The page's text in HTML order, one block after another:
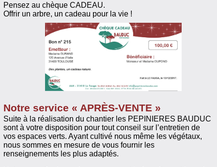
Pensez au chèque CADEAU.
Offrir un arbre, un cadeau pour la vie !
Notre service « APRÈS-VENTE »
Suite à la réalisation du chantier les PEPINIERES BAUDUC
sont à votre disposition pour tout conseil sur l’entretien de
vos espaces verts. Ayant cultivé nous même les végétaux,
nous sommes en mesure de vous fournir les
renseignements les plus adaptés.